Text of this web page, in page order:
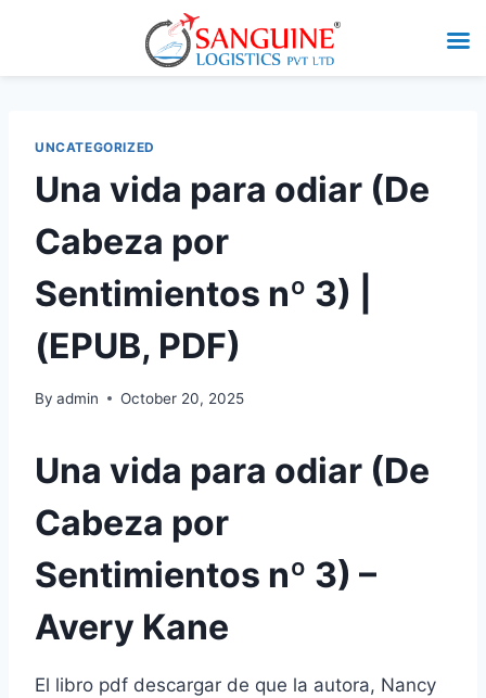
UNCATEGORIZED
Una vida para odiar (De
Cabeza por
Sentimientos nº 3) |
(EPUB, PDF)
By admin October 20, 2025
Una vida para odiar (De
Cabeza por
Sentimientos nº 3) –
Avery Kane
El libro pdf descargar de que la autora, Nancy